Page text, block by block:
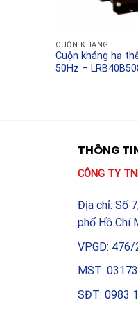
Tại
Shihlin
suất ổn định.
Khi lựa
được một
CUỘN KHÁNG
Cuộn kháng hạ
50Hz –
THÔNG
CÔNG TY
Địa chỉ: Số
phố Hồ Chí
VPGD: 476/
MST:
SĐT: 0983